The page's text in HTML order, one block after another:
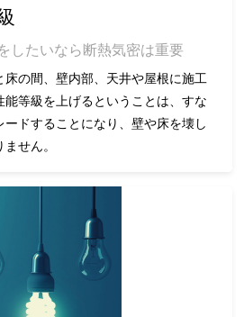
したいなら断熱気密は重要
床の間、壁内部、天井や屋根に施工
能等級を上げるということは、すな
ドすることになり、壁や床を壊し
せん。